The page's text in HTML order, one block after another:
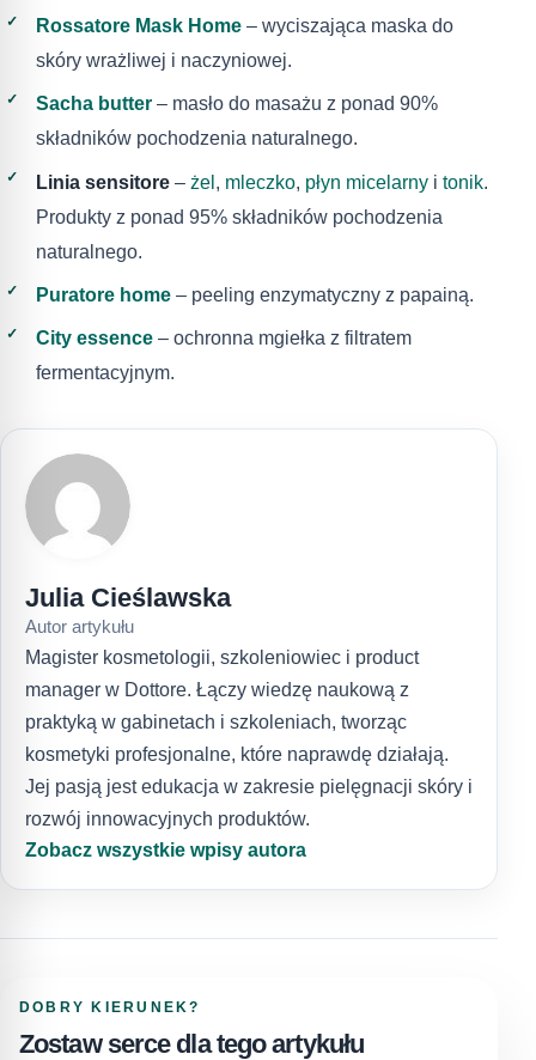
Rossatore Mask Home – wyciszająca maska do
skóry wrażliwej i naczyniowej.
Sacha butter – masło do masażu z ponad 90%
składników pochodzenia naturalnego.
Linia sensitore –żel , mleczko, płyn micelarny itonik.
Produkty z ponad 95% składników pochodzenia
naturalnego.
Puratore home – peeling enzymatyczny z papainą.
City essence – ochronna mgiełka z filtratem
fermentacyjnym.
Julia Cieślawska
Autor artykułu
Magister kosmetologii, szkoleniowiec i product
manager w Dottore. Łączy wiedzę naukową z
praktyką w gabinetach i szkoleniach, tworząc
kosmetyki profesjonalne, które naprawdę działają.
Jej pasją jest edukacja w zakresie pielęgnacji skóry i
rozwój innowacyjnych produktów.
Zobacz wszystkie wpisy autora
DOBRY KIERUNEK?
Zostaw serce dla tego artykułu